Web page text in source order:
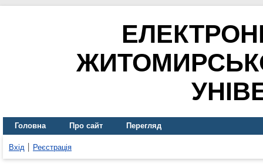
Головна Про сайт Перегляд
Вхід Реєстрація